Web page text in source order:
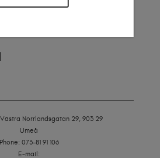
Norrlandsgatan 29, 903 29
Umeå
Phone: 073-81 91 106
E-mail: